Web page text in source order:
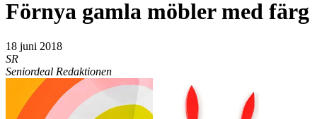
Förnya gamla möbler med färg
18 juni 2018
SR
Seniordeal Redaktionen